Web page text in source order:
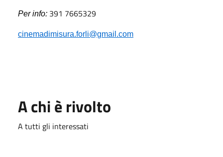
Per info: 391 7665329
cinemadimisura.forli@gmail.com
A chi è rivolto
A tutti gli interessati